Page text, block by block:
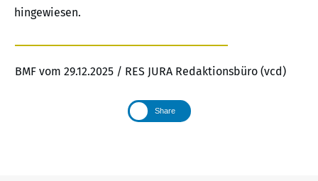
hingewiesen.
BMF vom 29.12.2025 / RES JURA Redaktionsbüro (vcd)
Share